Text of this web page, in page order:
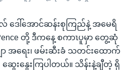
ဒေါ်အောင်ဆန်းစုကြည်နဲ့ အမေရိ
တို့ ဒီကနေ့ စကာၤပူမှာ တွေ့ဆုံ
အရေး၊ ဖမ်းဆီးခံ သတင်းထောက်
းနွေးကြပါတယ်။ သိန်းနဲ့ချီတဲ့ ရို